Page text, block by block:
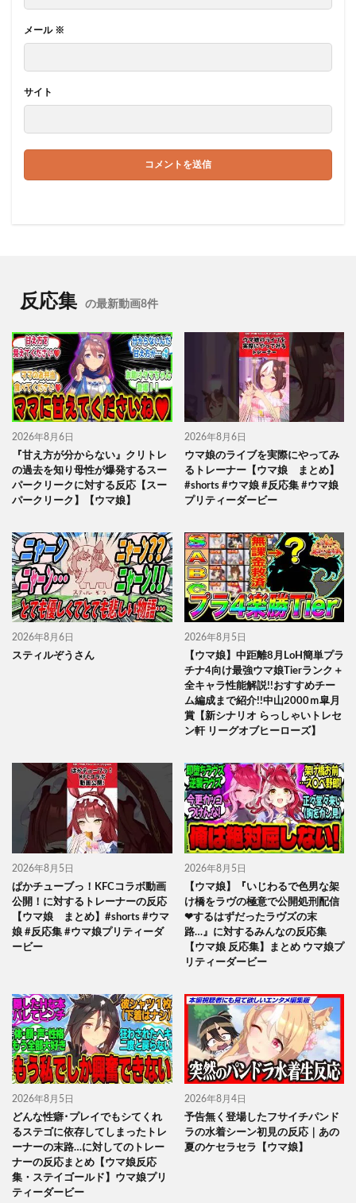
メール ※
サイト
反応集 の最新動画8件
2026年8月6日
『甘え方が分からない』クリトレ
の過去を知り母性が爆発するスー
パークリークに対する反応【スー
パークリーク】【ウマ娘】
2026年8月6日
ウマ娘のライブを実際にやってみ
るトレーナー【ウマ娘 まとめ】
#shorts #ウマ娘 #反応集 #ウマ娘
プリティーダービー
2026年8月6日
スティルぞうさん
2026年8月5日
【ウマ娘】中距離8月LoH簡単プラ
チナ4向け最強ウマ娘Tierランク＋
全キャラ性能解説!!おすすめチー
ム編成まで紹介!!中山2000ｍ皐月
賞【新シナリオ らっしゃいトレセ
ン軒 リーグオブヒーローズ】
2026年8月5日
ぱかチューブっ！KFCコラボ動画
公開！に対するトレーナーの反応
【ウマ娘 まとめ】#shorts #ウマ
娘 #反応集 #ウマ娘プリティーダ
ービー
2026年8月5日
【ウマ娘】『いじわるで色男な架
け橋をラヴの極意で公開処刑配信
❤するはずだったラヴズの末
路…』に対するみんなの反応集
【ウマ娘 反応集】まとめ ウマ娘プ
リティーダービー
2026年8月5日
どんな性癖･プレイでもシてくれ
るステゴに依存してしまったトレ
ーナーの末路…に対してのトレー
ナーの反応まとめ【ウマ娘反応
集・ステイゴールド】ウマ娘プリ
ティーダービー
2026年8月4日
予告無く登場したフサイチパンド
ラの水着シーン初見の反応｜あの
夏のケセラセラ【ウマ娘】